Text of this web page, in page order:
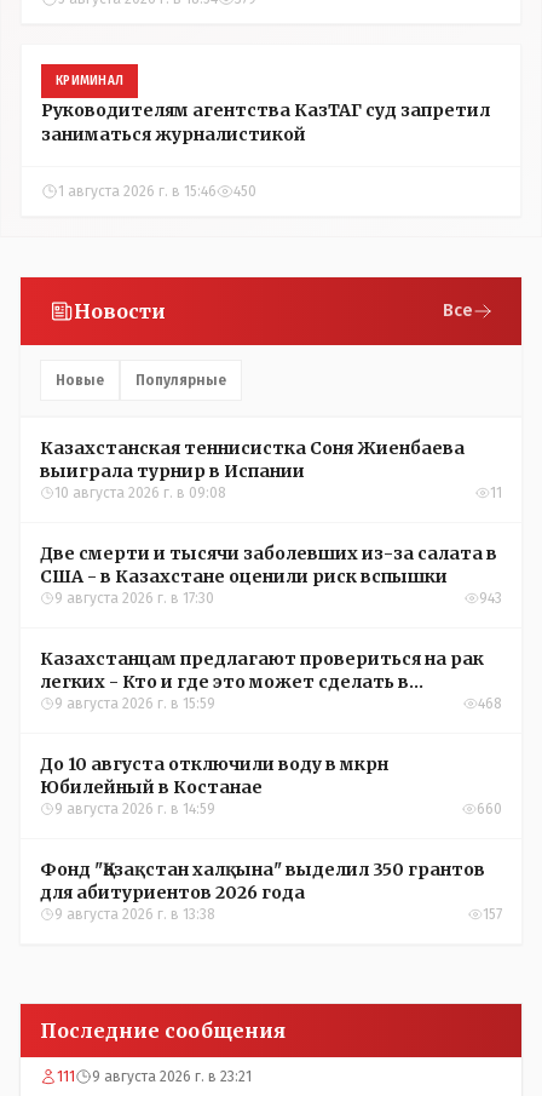
КРИМИНАЛ
Руководителям агентства КазТАГ суд запретил
заниматься журналистикой
1 августа 2026 г. в 15:46 450
Новости Все
Новые Популярные
Казахстанская теннисистка Соня Жиенбаева
выиграла турнир в Испании
10 августа 2026 г. в 09:08 11
Две смерти и тысячи заболевших из-за салата в
США - в Казахстане оценили риск вспышки
9 августа 2026 г. в 17:30 943
Казахстанцам предлагают провериться на рак
легких - Кто и где это может сделать в
Костанайской области
9 августа 2026 г. в 15:59 468
До 10 августа отключили воду в мкрн
Юбилейный в Костанае
9 августа 2026 г. в 14:59 660
Фонд "Қазақстан халқына" выделил 350 грантов
для абитуриентов 2026 года
9 августа 2026 г. в 13:38 157
Последние сообщения
111 9 августа 2026 г. в 23:21